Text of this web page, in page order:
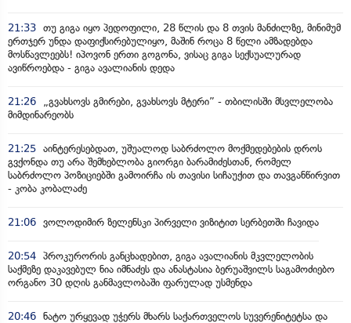
21:33 თუ გიგა იყო პედოფილი, 28 წლის და 8 თვის მანძილზე, მინიმუმ
ერთჯერ უნდა დაფიქსირებულიყო, მაშინ როცა 8 წელი ამზადებდა
მოსწავლეებს! იპოვონ ერთი გოგონა, ვისაც გიგა სექსუალურად
ავიწროებდა - გიგა ავალიანის დედა
21:26
„გვახსოვს გმირები, გვახსოვს მტერი” - თბილისში მსვლელობა
მიმდინარეობს
21:25 აინტერესებდათ, უშუალოდ საბრძოლო მოქმედებების დროს
გვქონდა თუ არა შემხებლობა გიორგი ბარამიძესთან, რომელ
საბრძოლო პოზიციებში გამოირჩა ის თავისი სიჩაუქით და თავგანწირვით
- კობა კობალაძე
21:06 ვოლოდიმირ ზელენსკი პირველი ვიზიტით სერბეთში ჩავიდა
20:54 პროკურორის განცხადებით, გიგა ავალიანის მკვლელობის
საქმეზე დაკავებულ ნია იმნაძეს და ანასტასია ბერუაშვილს საგამოძიებო
ორგანო 30 დღის განმავლობაში ფარულად უსმენდა
20:46 ნატო ურყევად უჭერს მხარს საქართველოს სუვერენიტეტსა და